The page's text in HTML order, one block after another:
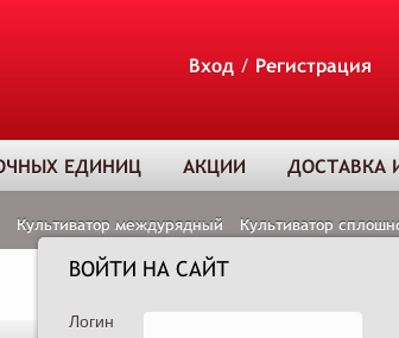
Вход / Регистрация
ЕДИНИЦ АКЦИИ ДОСТАВКА
Культиватор междурядный Культиватор
ВОЙТИ НА САЙТ
Логин